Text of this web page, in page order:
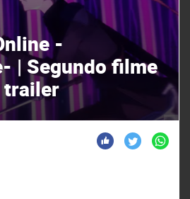
-
| Segundo filme
trailer